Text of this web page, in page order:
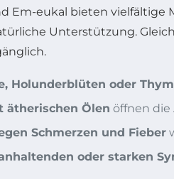
Em-eukal bieten
Unterstützung.
Holunderblüten oder
ätherischen Ölen öffnen die
Schmerzen und Fieber
oder starken